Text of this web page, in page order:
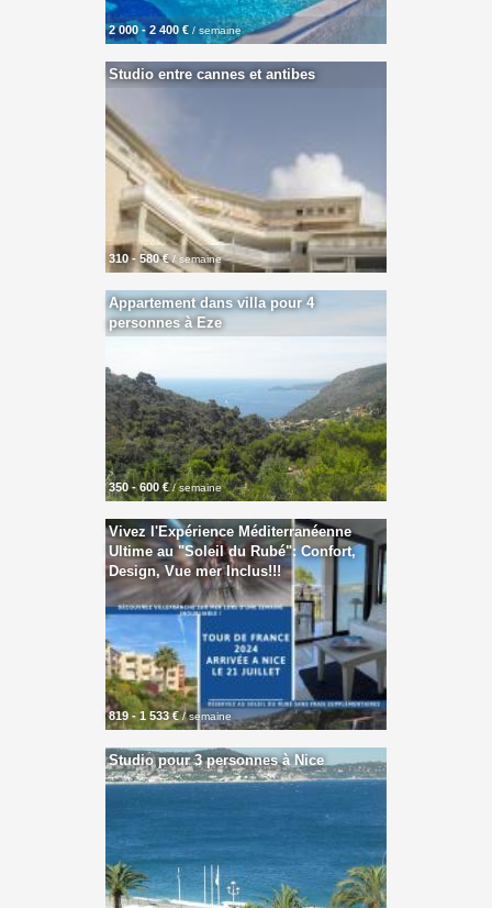
2 000 - 2 400 € / semaine
Studio entre cannes et antibes
310 - 580 €/ semaine
Appartement dans villa pour 4
personnes à Eze
350 - 600 €/ semaine
Vivez l'Expérience Méditerranéenne
Ultime au "Soleil du Rubé": Confort,
Design, Vue mer Inclus!!!
819 - 1 533 €/ semaine
Studio pour 3 personnes à Nice